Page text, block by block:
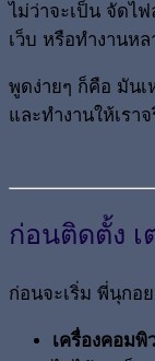
ไม่ว่าจะเป็น จัดไ
เว็บ หรือทำงานห
พูดง่ายๆ ก็คือ มัน
และทำงานให้เรา
ก่อนติดตั้ง
ก่อนจะเริ่ม พี่นุกอ
เครื่องคอมพิ